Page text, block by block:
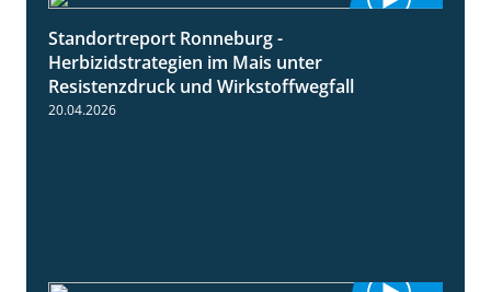
Standortreport Ronneburg -
Herbizidstrategien im Mais unter
Resistenzdruck und Wirkstoffwegfall
20.04.2026